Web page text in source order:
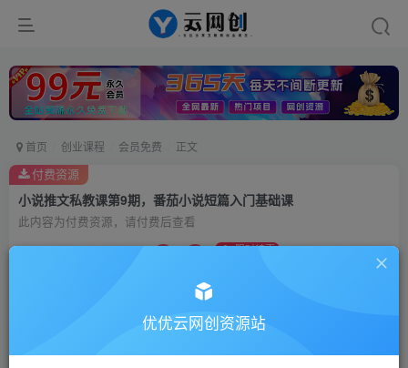
首页 创业课程 会员免费 正文
小说推文私教课第9期，番茄小说短篇入门基础课
此内容为付费资源，请付费后查看
9.9 限时特惠
立即购买
付费资源
优优云网创资源站